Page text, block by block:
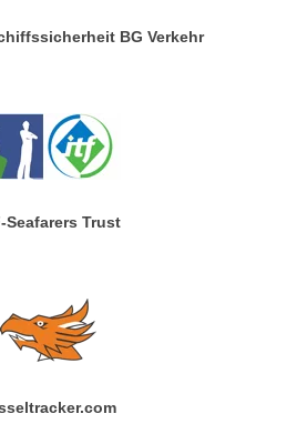
BG Verkehr
Seafarers Trust